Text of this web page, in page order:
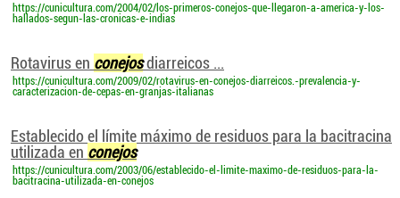
https://cunicultura.com/2004/02/los-primeros-conejos-que-llegaron-a-america-y-los-
hallados-segun-las-cronicas-e-indias
Rotavirus en conejosdiarreicos ...
https://cunicultura.com/2009/02/rotavirus-en-conejos-diarreicos.-prevalencia-y-
caracterizacion-de-cepas-en-granjas-italianas
Establecido el límite máximo de residuos para la bacitracina
utilizada en conejos
https://cunicultura.com/2003/06/establecido-el-limite-maximo-de-residuos-para-la-
bacitracina-utilizada-en-conejos